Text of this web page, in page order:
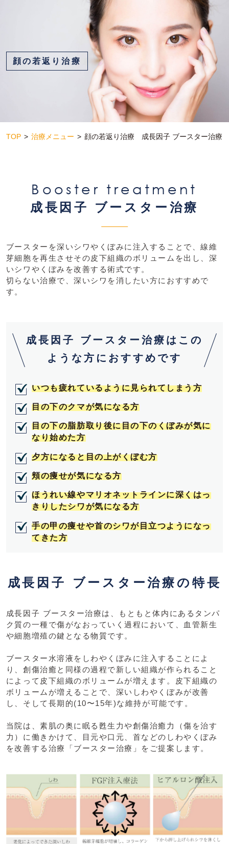
顔の若返り治療
TOP 治療メニュー 顔の若返り治療 成長因子 ブースター治療
Booster treatment
成長因子 ブースター治療
ブースターを深いシワやくぼみに注入することで、線維
芽細胞を再生させその皮下組織のボリュームを出し、深
いシワやくぼみを改善する術式です。
切らない治療で、深いシワを消したい方におすすめで
す。
成長因子 ブースター治療はこの
ような方におすすめです
いつも疲れているように見られてしまう方
目の下のクマが気になる方
目の下の脂肪取り後に目の下のくぼみが気に
なり始めた方
夕方になると目の上がくぼむ方
頬の痩せが気になる方
ほうれい線やマリオネットラインに深くはっ
きりしたシワが気になる方
手の甲の痩せや首のシワが目立つようになっ
てきた方
成長因子 ブースター治療の特長
成長因子 ブースター治療は、もともと体内にあるタンパ
ク質の一種で傷がなおっていく過程において、血管新生
や細胞増殖の鍵となる物質です。
ブースター水溶液をしわやくぼみに注入することによ
り、創傷治癒と同様の過程で新しい組織が作られること
によって皮下組織のボリュームが増えます。皮下組織の
ボリュームが増えることで、深いしわやくぼみが改善
し、そして⻑期的(10〜15年)な維持が可能です。
当院は、素肌の奥に眠る甦生力や創傷治癒力（傷を治す
力）に働きかけて、目元や口元、首などのしわやくぼみ
を改善する治療「ブースター治療」をご提案します。